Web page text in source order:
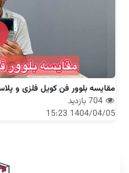
مقایسه بلوور فن کویل فلزی و
704 بازدید
1404/04/05 15:23